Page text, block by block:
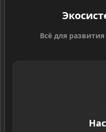
Всё для